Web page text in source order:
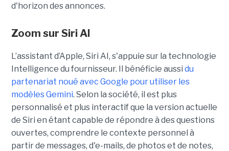
d'horizon des annonces.
Zoom sur Siri AI
L’assistant d’Apple, Siri AI, s'appuie sur la technologie
Intelligence du fournisseur. Il bénéficie aussi du
partenariat noué avec Google pour utiliser les
modèles Gemini. Selon la société, il est plus
personnalisé et plus interactif que la version actuelle
de Siri en étant capable de répondre à des questions
ouvertes, comprendre le contexte personnel à
partir de messages, d'e-mails, de photos et de notes,